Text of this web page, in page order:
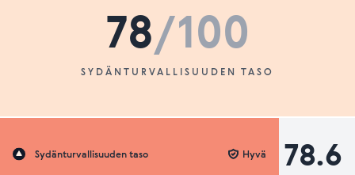
78/100
SYDÄNTURVALLISUUDEN TASO
Sydänturvallisuuden taso 78.6
Hyvä